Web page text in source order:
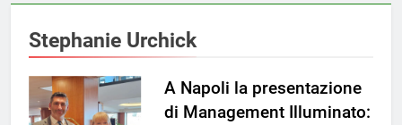
Stephanie Urchick
A Napoli la presentazione
di Management Illuminato: